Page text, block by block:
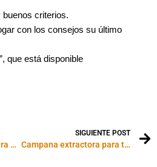
buenos criterios.
con los consejos su último
”, que está disponible
Estilo neoromántico para decorar
SIGUIENTE POST
Campana extractora para tu cocina